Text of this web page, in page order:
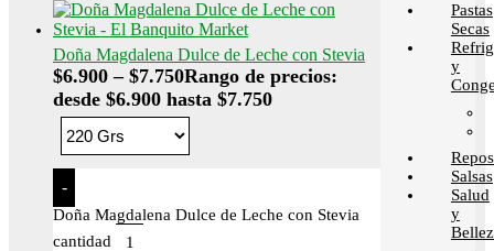
Doña Magdalena Dulce de Leche con Stevia
$6.900 – $7.750Rango de precios:
desde $6.900 hasta $7.750
-
Doña Magdalena Dulce de Leche con Stevia
cantidad
Pastas
Secas
y
Salsas
Salud
y